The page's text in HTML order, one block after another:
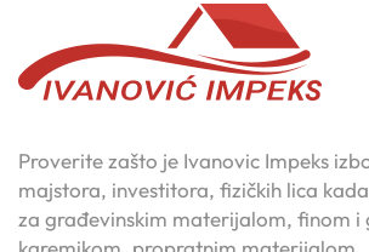
Proverite zašto je Ivanovic Impeks
majstora, investitora, fizičkih lica
za građevinskim materijalom, finom i